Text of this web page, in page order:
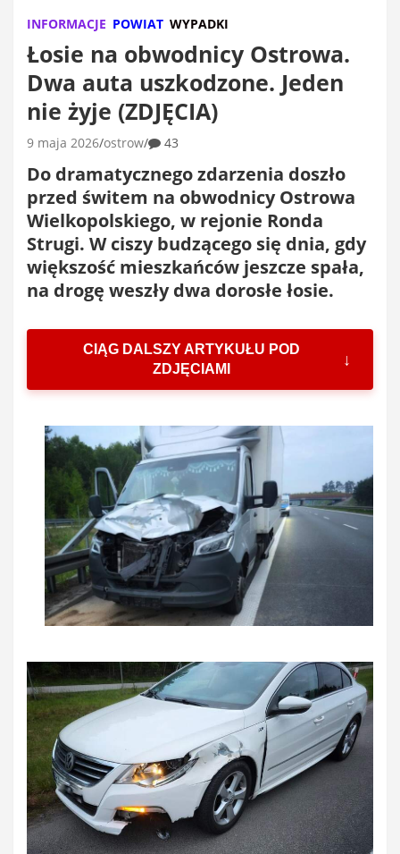
INFORMACJE POWIAT WYPADKI
Łosie na obwodnicy Ostrowa.
Dwa auta uszkodzone. Jeden
nie żyje (ZDJĘCIA)
9 maja 2026 ostrow 43
Do dramatycznego zdarzenia doszło
przed świtem na obwodnicy Ostrowa
Wielkopolskiego, w rejonie Ronda
Strugi. W ciszy budzącego się dnia, gdy
większość mieszkańców jeszcze spała,
na drogę weszły dwa dorosłe łosie.
CIĄG DALSZY ARTYKUŁU POD
ZDJĘCIAMI